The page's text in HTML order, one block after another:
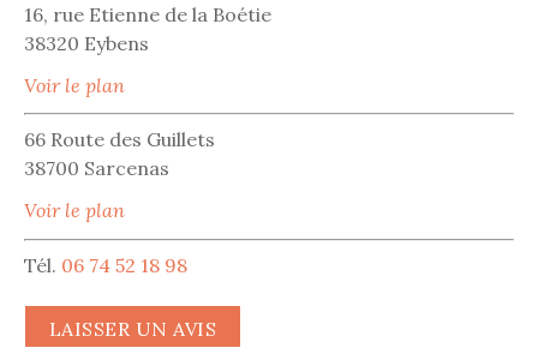
16, rue Etienne de la Boétie
38320 Eybens
Voir le plan
66 Route des Guillets
38700 Sarcenas
Voir le plan
Tél. 06 74 52 18 98
LAISSER UN AVIS